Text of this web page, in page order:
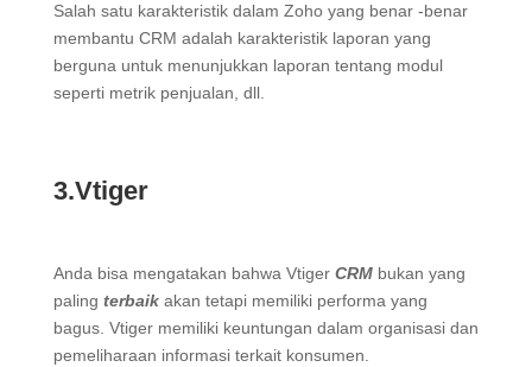
Salah satu karakteristik dalam Zoho yang benar -benar
membantu CRM adalah karakteristik laporan yang
berguna untuk menunjukkan laporan tentang modul
seperti metrik penjualan, dll.
3.Vtiger
Anda bisa mengatakan bahwa Vtiger CRMbukan yang
paling terbaikakan tetapi memiliki performa yang
bagus. Vtiger memiliki keuntungan dalam organisasi dan
pemeliharaan informasi terkait konsumen.